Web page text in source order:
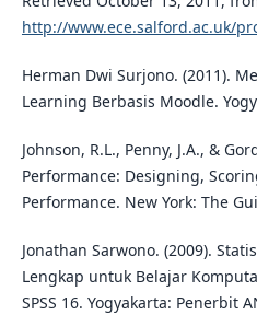
http://www.ece.salford.ac.uk/
Herman Dwi Surjono. (2011).
Learning Berbasis Moodle.
Johnson, R.L., Penny, J.A., &
Performance: Designing,
Performance. New York: The
Jonathan Sarwono. (2009).
Lengkap untuk Belajar
SPSS 16. Yogyakarta: Penerbit